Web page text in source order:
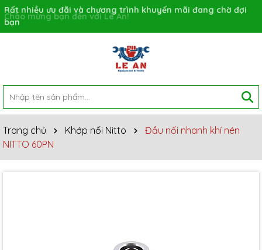
Rất nhiều ưu đãi và chương trình khuyến mãi đang chờ đợi
bạn
Trang chủ Khớp nối Nitto
Đầu nối nhanh khí nén
NITTO 60PN